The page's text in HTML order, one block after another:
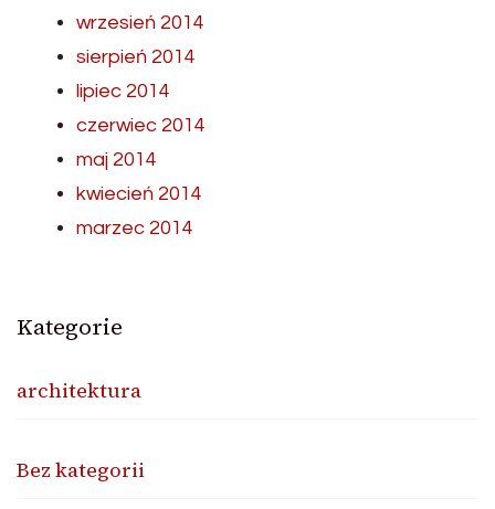
wrzesień 2014
sierpień 2014
lipiec 2014
czerwiec 2014
maj 2014
kwiecień 2014
marzec 2014
Kategorie
architektura
Bez kategorii